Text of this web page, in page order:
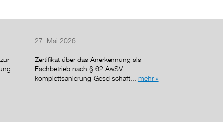
27. Mai 2026
Zertifikat über das Anerkennung als
Fachbetrieb nach § 62 AwSV:
komplettsanierung-Gesellschaft... mehr »